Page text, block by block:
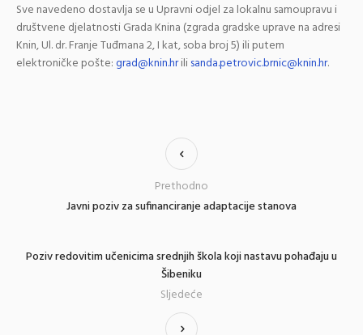
Sve navedeno dostavlja se u Upravni odjel za lokalnu samoupravu i
društvene djelatnosti Grada Knina (zgrada gradske uprave na adresi
Knin, Ul. dr. Franje Tuđmana 2, I kat, soba broj 5) ili putem
elektroničke pošte:grad@knin.hrilisanda.petrovic.brnic@knin.hr.
Javni poziv za sufinanciranje adaptacije stanova
Prethodno
Poziv redovitim učenicima srednjih škola koji nastavu pohađaju u
Šibeniku
Sljedeće